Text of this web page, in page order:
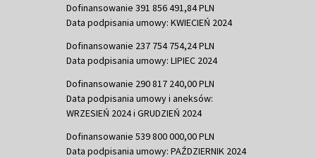
Dofinansowanie 391 856 491,84 PLN
Data podpisania umowy: KWIECIEŃ 2024
Dofinansowanie 237 754 754,24 PLN
Data podpisania umowy: LIPIEC 2024
Dofinansowanie 290 817 240,00 PLN
Data podpisania umowy i aneksów:
WRZESIEŃ 2024 i GRUDZIEŃ 2024
Dofinansowanie 539 800 000,00 PLN
Data podpisania umowy: PAŹDZIERNIK 2024